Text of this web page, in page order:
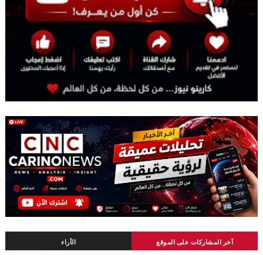
آخر المشاركات على الموقع الأراء